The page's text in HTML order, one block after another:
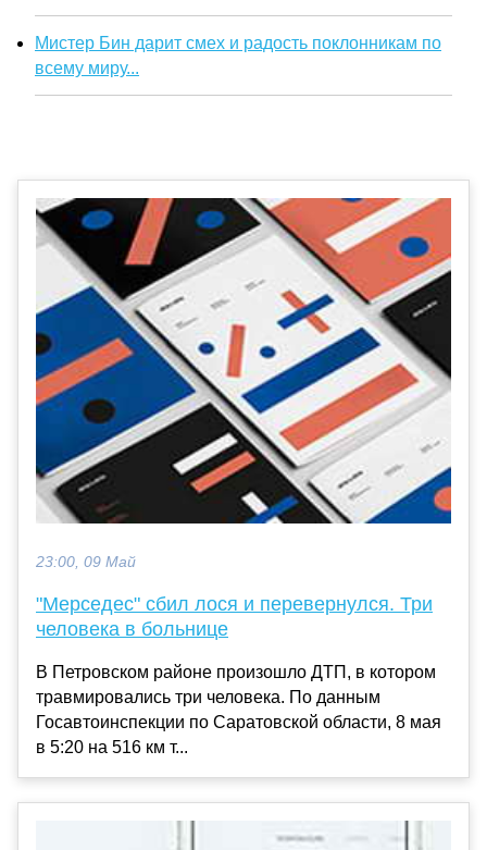
Мистер Бин дарит смех и радость поклонникам по
всему миру...
23:00, 09 Май
"Мерседес" сбил лося и перевернулся. Три
человека в больнице
В Петровском районе произошло ДТП, в котором
травмировались три человека. По данным
Госавтоинспекции по Саратовской области, 8 мая
в 5:20 на 516 км т...